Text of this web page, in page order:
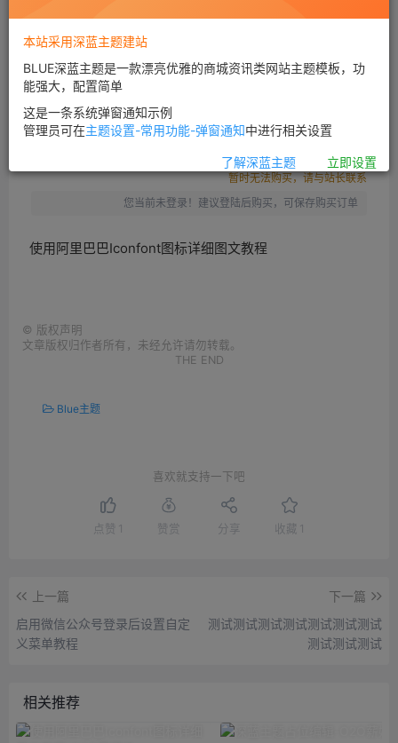
此内容为付费阅读，请付费后查看
￥ 100
暂时无法购买，请与站长联系
您当前未登录！建议登陆后购买，可保存购买订单
使用阿里巴巴Iconfont图标详细图文教程
© 版权声明
文章版权归作者所有，未经允许请勿转载。
THE END
Blue主题
喜欢就支持一下吧
点赞 1 赞赏 分享 收藏 1
上一篇
启用微信公众号登录后设置自定
义菜单教程
下一篇
测试测试测试测试测试测试测试
测试测试测试
相关推荐
本站采用深蓝主题建站
BLUE深蓝主题是一款漂亮优雅的商城资讯类网站主题模板，功
能强大，配置简单
这是一条系统弹窗通知示例
管理员可在主题设置-常用功能-弹窗通知中进行相关设置
了解深蓝主题 立即设置